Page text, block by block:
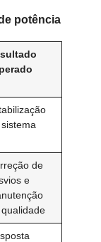
potência
de
e